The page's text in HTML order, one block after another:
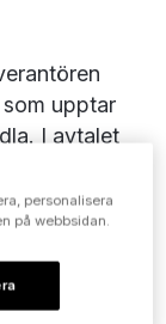
upptar
I avtalet
sitt
med
från andra
personalisera
på webbsidan.